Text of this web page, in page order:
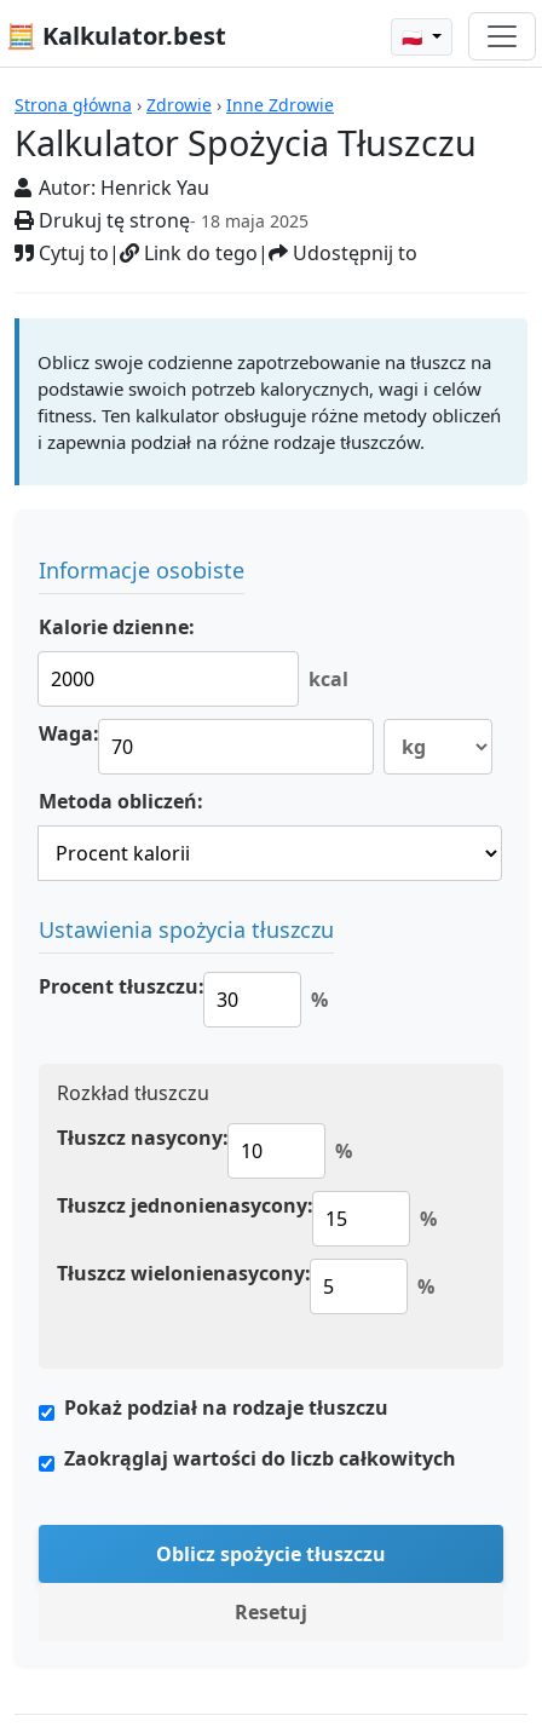
🧮 Kalkulator.best 🇵🇱
Strona główna › Zdrowie › Inne Zdrowie
Kalkulator Spożycia Tłuszczu
Autor: Henrick Yau
Drukuj tę stronę- 18 maja 2025
Cytuj to| Link do tego| Udostępnij to
Kalkulatory
Oblicz swoje codzienne zapotrzebowanie na tłuszcz na
podstawie swoich potrzeb kalorycznych, wagi i celów
fitness. Ten kalkulator obsługuje różne metody obliczeń
i zapewnia podział na różne rodzaje tłuszczów.
Informacje osobiste
Kalorie dzienne:
kcal
Waga:
Metoda obliczeń:
Ustawienia spożycia tłuszczu
Procent tłuszczu: %
Rozkład tłuszczu
Tłuszcz nasycony:
%
Tłuszcz jednonienasycony: %
Tłuszcz wielonienasycony: %
Pokaż podział na rodzaje tłuszczu
Zaokrąglaj wartości do liczb całkowitych
Oblicz spożycie tłuszczu
Resetuj